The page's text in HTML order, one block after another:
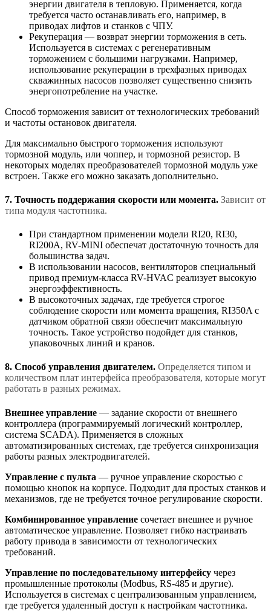
энергии двигателя в тепловую. Применяется, когда
требуется часто останавливать его, например, в
приводах лифтов и станков с ЧПУ.
Рекуперация — возврат энергии торможения в сеть.
Используется в системах с регенеративным
торможением с большими нагрузками. Например,
использование рекуперации в трехфазных приводах
скважинных насосов позволяет существенно снизить
энергопотребление на участке.
Способ торможения зависит от технологических требований
и частоты остановок двигателя.
Для максимально быстрого торможения используют
тормозной модуль, или чоппер, и тормозной резистор. В
некоторых моделях преобразователей тормозной модуль уже
встроен. Также его можно заказать дополнительно.
7. Точность поддержания скорости или момента. Зависит от
типа модуля частотника.
При стандартном применении модели RI20, RI30,
RI200A, RV-MINI обеспечат достаточную точность для
большинства задач.
В использовании насосов, вентиляторов специальный
привод премиум-класса RV-HVAC реализует высокую
энергоэффективность.
В высокоточных задачах, где требуется строгое
соблюдение скорости или момента вращения, RI350A с
датчиком обратной связи обеспечит максимальную
точность. Такое устройство подойдет для станков,
упаковочных линий и кранов.
8. Способ управления двигателем. Определяется типом и
количеством плат интерфейса преобразователя, которые могут
работать в разных режимах.
Внешнее управление — задание скорости от внешнего
контроллера (программируемый логический контроллер,
система SCADA). Применяется в сложных
автоматизированных системах, где требуется синхронизация
работы разных электродвигателей.
Управление с пульта — ручное управление скоростью с
помощью кнопок на корпусе. Подходит для простых станков и
механизмов, где не требуется точное регулирование скорости.
Комбинированное управление сочетает внешнее и ручное
автоматическое управление. Позволяет гибко настраивать
работу привода в зависимости от технологических
требований.
Управление по последовательному интерфейсу через
промышленные протоколы (Modbus, RS-485 и другие).
Используется в системах с централизованным управлением,
где требуется удаленный доступ к настройкам частотника.